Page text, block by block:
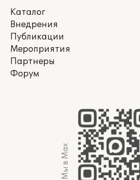
Каталог
Внедрения
Публикации
Мероприятия
Партнеры
Форум
Мы в Max